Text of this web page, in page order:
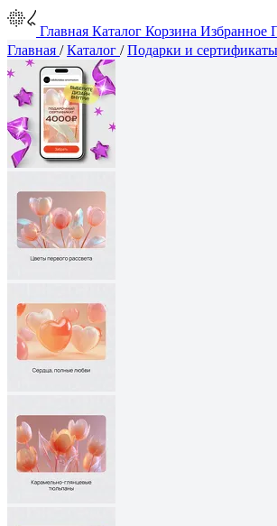
Главная Каталог Корзина Избранное
Главная /Каталог /Подарки и сертификаты